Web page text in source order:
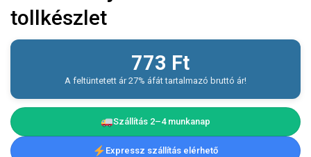
tollkészlet
773 Ft
A feltüntetett ár 27% áfát tartalmazó bruttó ár!
Szállítás 2–4 munkanap
Expressz szállítás elérhető